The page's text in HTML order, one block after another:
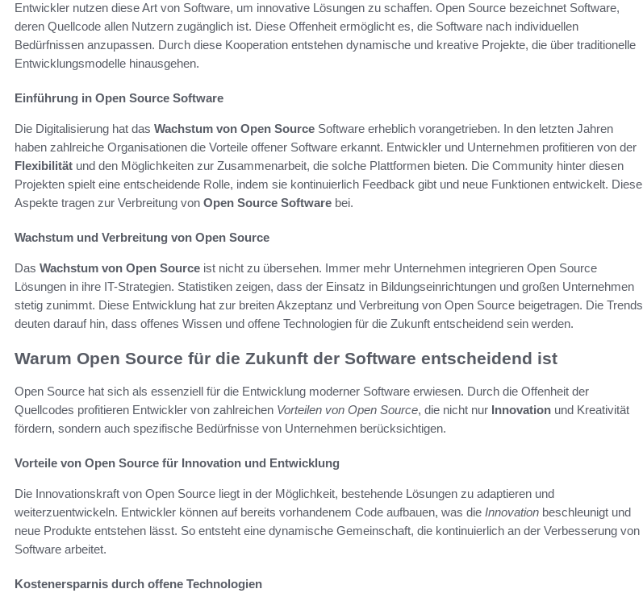
Entwickler nutzen diese Art von Software, um innovative Lösungen zu schaffen. Open Source bezeichnet Software,
deren Quellcode allen Nutzern zugänglich ist. Diese Offenheit ermöglicht es, die Software nach individuellen
Bedürfnissen anzupassen. Durch diese Kooperation entstehen dynamische und kreative Projekte, die über traditionelle
Entwicklungsmodelle hinausgehen.
Einführung in Open Source Software
Die Digitalisierung hat das Wachstum von Open Source Software erheblich vorangetrieben. In den letzten Jahren
haben zahlreiche Organisationen die Vorteile offener Software erkannt. Entwickler und Unternehmen profitieren von der
Flexibilität und den Möglichkeiten zur Zusammenarbeit, die solche Plattformen bieten. Die Community hinter diesen
Projekten spielt eine entscheidende Rolle, indem sie kontinuierlich Feedback gibt und neue Funktionen entwickelt. Diese
Aspekte tragen zur Verbreitung von Open Source Software bei.
Wachstum und Verbreitung von Open Source
Das Wachstum von Open Source ist nicht zu übersehen. Immer mehr Unternehmen integrieren Open Source
Lösungen in ihre IT-Strategien. Statistiken zeigen, dass der Einsatz in Bildungseinrichtungen und großen Unternehmen
stetig zunimmt. Diese Entwicklung hat zur breiten Akzeptanz und Verbreitung von Open Source beigetragen. Die Trends
deuten darauf hin, dass offenes Wissen und offene Technologien für die Zukunft entscheidend sein werden.
Warum Open Source für die Zukunft der Software entscheidend ist
Open Source hat sich als essenziell für die Entwicklung moderner Software erwiesen. Durch die Offenheit der
Quellcodes profitieren Entwickler von zahlreichen Vorteilen von Open Source, die nicht nur Innovation und Kreativität
fördern, sondern auch spezifische Bedürfnisse von Unternehmen berücksichtigen.
Vorteile von Open Source für Innovation und Entwicklung
Die Innovationskraft von Open Source liegt in der Möglichkeit, bestehende Lösungen zu adaptieren und
weiterzuentwickeln. Entwickler können auf bereits vorhandenem Code aufbauen, was die Innovation beschleunigt und
neue Produkte entstehen lässt. So entsteht eine dynamische Gemeinschaft, die kontinuierlich an der Verbesserung von
Software arbeitet.
Kostenersparnis durch offene Technologien